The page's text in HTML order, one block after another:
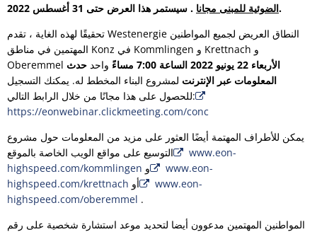
الضوئية للمبنى مجانا. سيستمر هذا العرض حتى 31 أغسطس 2022.
تحقيقًا لهذه الغاية ، تقدم Westenergie النطاق العريض لجميع المواطنين
المهتمين في مناطق Konz في Kommlingen و Krettnach و
Oberemmel
الأربعاء 22 يونيو 2022 الساعة 7:00 مساءً واحد حدث
المعلومات عبر الإنترنت لمشروع البناء المخطط له. يمكنك التسجيل
للحصول على هذا مجانًا من خلال الرابط التالي:
https://eonwebinar.clickmeeting.com/conc
يمكن للأطراف المهتمة أيضًا العثور على مزيد من المعلومات حول مشروع
التوسيع على مواقع الويب الخاصة بالموقع
www.eon-
highspeed.com/kommlingen و
www.eon-
highspeed.com/krettnach أو
www.eon-
highspeed.com/oberemmel .
المواطنين المهتمين مدعوون أيضا لتحديد موعد استشارة شخصية على رقم